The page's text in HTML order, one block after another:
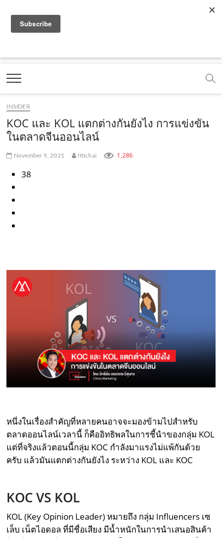
a
e
b
o
o
k
o
t
b
.
.
o
e
m
t
g
a
t
k
c
Marketing Oops!
DIGITAL | CREATIVE | ADVERTISING | CAMPAIGN |
INSIDER
KOC และ KOL แตกต่างกันยังไง การแข่งขัน
ในตลาดจีนออนไลน์
November 9, 2021 Ittichai 1,286
38
หนึ่งในเรื่องสำคัญที่หลายคนอาจจะมองข้ามไปสำหรับ
ตลาดออนไลน์เวลานี้ ก็คืออิทธิพลในการชี้นำของกลุ่ม KOL
แต่ที่จริงแล้วตอนนี้กลุ่ม KOC กำลังมาแรงไม่แพ้กันด้วย
ครับ แล้วมันแตกต่างกันยังไง ระหว่าง KOL และ KOC
KOC VS KOL
KOL (Key Opinion Leader) หมายถึง กลุ่ม Influencers เซ
เล็บ เน็ตไอดอล ที่มีชื่อเสียง มีน้ำหนักในการนำเสนอสินค้า